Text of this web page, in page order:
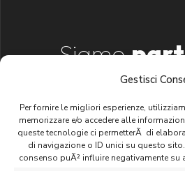
Gestisci
Per fornire le migliori esperienze,
memorizzare e/o accedere alle
queste tecnologie ci permetterÃ di
di navigazione o ID unici su questo
consenso puÃ² influire negativamente su
Siamo
CIQUADRO